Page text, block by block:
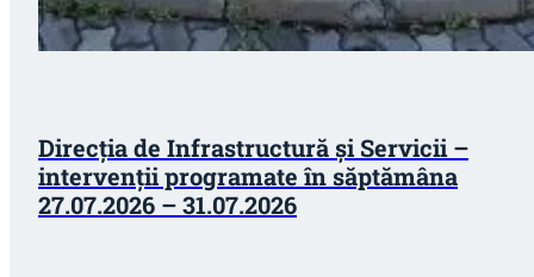
Direcția de Infrastructură și Servicii –
intervenții programate în săptămâna
27.07.2026 – 31.07.2026